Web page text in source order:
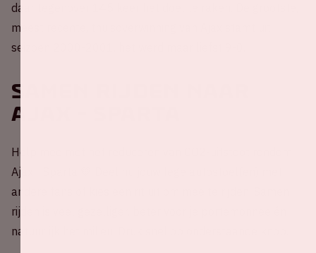
daar tegenover 145 keer het doel te raken. De grootste,
meest recente, thuisoverwinning van Ajax stamt uit
seizoen 2000-2001, het werd maar liefst 9-0.
Samen rijden naar
Ajax - Sparta
Help mee met het reduceren van CO2-uitstoot rondom
Ajax - Sparta 💚 Deel nu jouw lege autostoel(en) met
andere fans of kies een rit uit om mee te rijden. Samen
rijden is veel gezelliger, beter voor je portemonnee én
natuurlijk het milieu. Druk snel op onderstaande knop.